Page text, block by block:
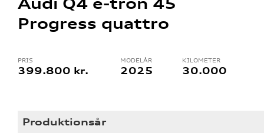
Audi Q4 e-tron 45
Progress quattro
PRIS
399.800 kr.
MODELÅR
2025
KILOMETER
30.000
Produktionsår